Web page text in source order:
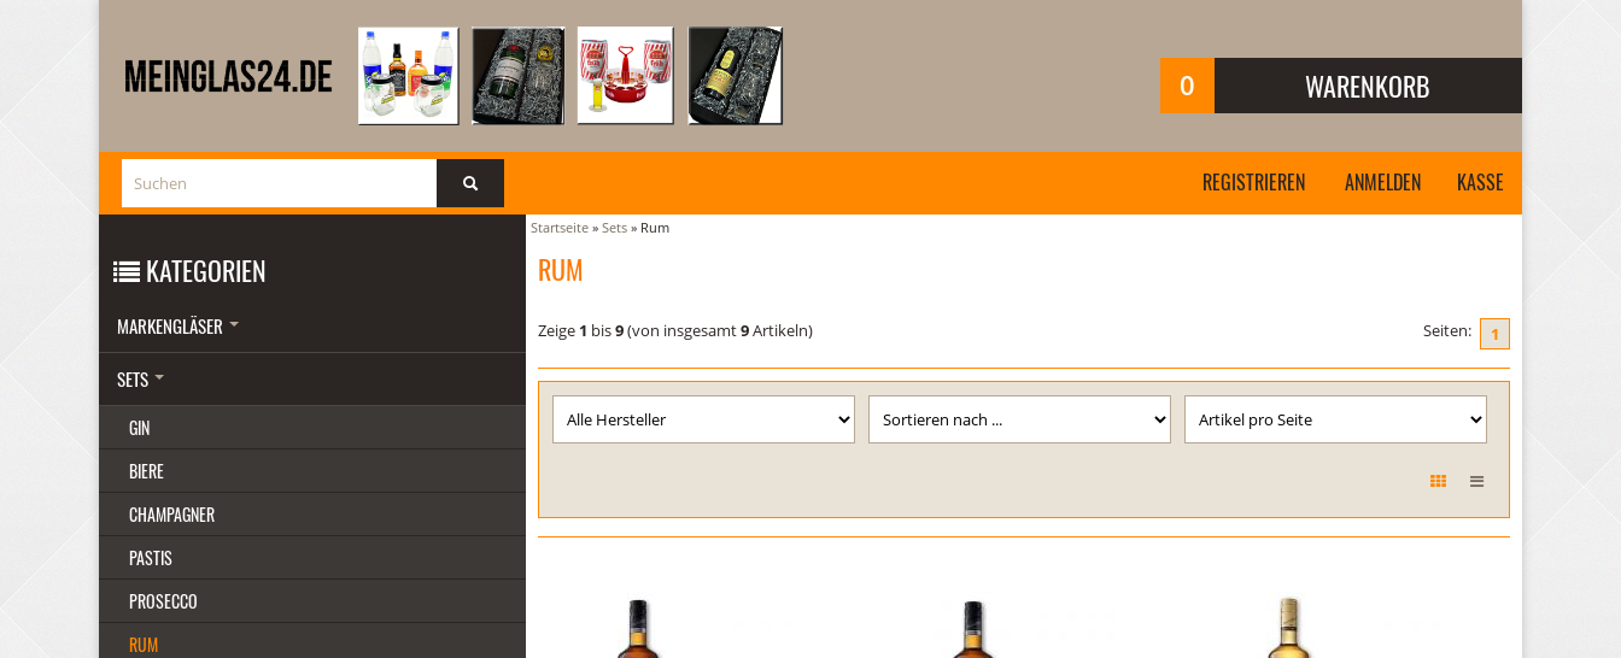
0 WARENKORB
REGISTRIEREN ANMELDEN KASSE
Startseite » Sets » Rum
RUM
Zeige 1 bis9(von insgesamt9Artikeln) Seiten: 1
KATEGORIEN
MARKENGLÄSER
SETS
GIN
BIERE
CHAMPAGNER
PASTIS
PROSECCO
RUM